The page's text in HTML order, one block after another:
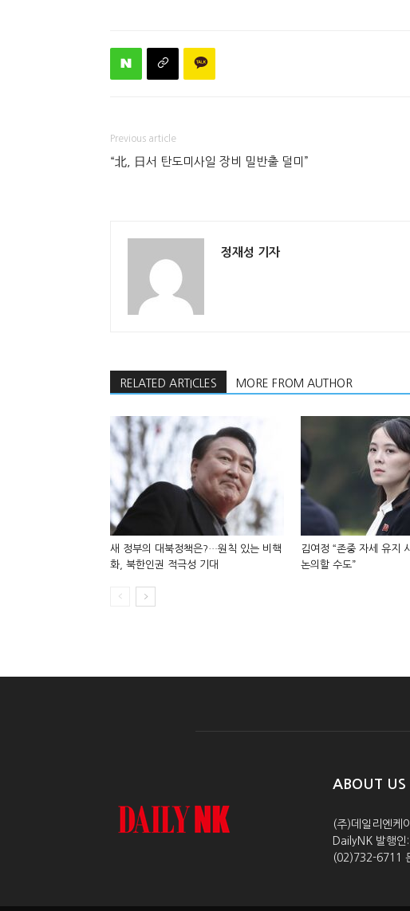
Previous article
“北, 日서 탄도미사일 장비 밀반출 덜미”
정재성 기자
RELATED ARTICLES MORE FROM AUTHOR
새 정부의 대북정책은?…원칙 있는 비핵
화, 북한인권 적극성 기대
김여정 “존중 자세 유지
논의할 수도”
ABOUT US
(주)데일리엔케
DailyNK 발행
(02)732-6711